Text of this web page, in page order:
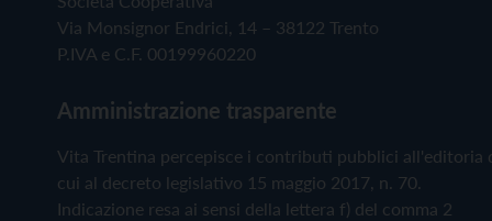
Via Monsignor Endrici, 14 – 38122 Trento
P.IVA e C.F. 00199960220
Amministrazione trasparente
Vita Trentina percepisce i contributi pubblici all'editoria
cui al decreto legislativo 15 maggio 2017, n. 70.
Indicazione resa ai sensi della lettera f) del comma 2